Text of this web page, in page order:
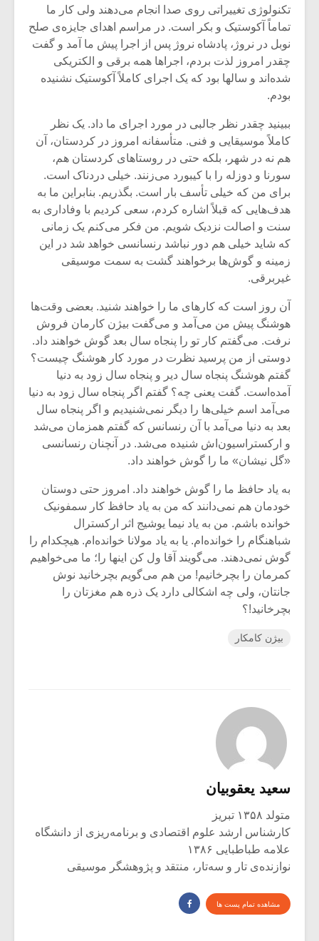
تکنولوژی تغییراتی روی صدا انجام می‌دهند ولی کار ما
تماماً آکوستیک و بکر است. در مراسم اهدای جایزه‌ی صلح
نوبل در نروژ،‌ پادشاه نروژ پس از اجرا پیش ما آمد و گفت
چقدر امروز لذت بردم، اجراها همه برقی و الکتریکی
شده‌اند و سالها بود که یک اجرای کاملاً آکوستیک نشنیده
بودم.
ببینید چقدر نظر جالبی در مورد اجرای ما داد. یک نظر
کاملاً‌ موسیقایی و فنی. متأسفانه امروز در کردستان، آن
هم نه در شهر، بلکه حتی در روستاهای کردستان هم،‌
سورنا و دوزله را با کیبورد می‌زنند. خیلی دردناک است.
برای من که خیلی تأسف بار است. بگذریم. بنابراین ما به
هدف‌هایی که قبلاً اشاره کردم، سعی کردیم با وفاداری به
سنت و اصالت نزدیک شویم. من فکر می‌کنم یک زمانی
که شاید خیلی هم دور نباشد رنسانسی خواهد شد در این
زمینه و گوش‌ها برخواهند گشت به سمت موسیقی
غیربرقی.
آن روز است که کارهای ما را خواهند شنید. بعضی وقت‌ها
هوشنگ پیش من می‌آمد و می‌گفت بیژن کارمان فروش
نرفت. می‌گفتم کار تو را پنجاه سال بعد گوش خواهند داد.
دوستی از من پرسید نظرت در مورد کار هوشنگ چیست؟
گفتم هوشنگ پنجاه سال دیر و پنجاه سال زود به دنیا
آمده‌است. گفت یعنی چه؟ گفتم اگر پنجاه سال زود به دنیا
می‌آمد اسم خیلی‌ها را دیگر نمی‌شنیدیم و اگر پنجاه سال
بعد به دنیا می‌آمد با آن رنسانس که گفتم همزمان می‌شد
و ارکستراسیون‌اش شنیده می‌شد. در آنچنان رنسانسی
«گل نیشان» ما را گوش خواهند‌ داد.
به یاد حافظ ما را گوش خواهند داد. امروز حتی دوستان
خودمان هم نمی‌دانند که من به یاد حافظ کار سمفونیک
خوانده باشم. من به یاد نیما یوشیج اثر ارکسترال
شباهنگام را خوانده‌ام. یا به یاد مولانا خوانده‌ام. هیچکدام را
گوش نمی‌دهند. می‌گویند آقا ول کن اینها را؛ ما می‌خواهیم
کمرمان را بچرخانیم! من هم می‌گویم بچرخانید نوش
جانتان، ولی چه اشکالی دارد یک ذره هم مغزتان را
بچرخانید!؟
بیژن کامکار
سعید یعقوبیان
متولد ۱۳۵۸ تبریز
کارشناس ارشد علوم اقتصادی و برنامه‌ریزی از دانشگاه
علامه طباطبایی ۱۳۸۶
نوازنده‌ی تار و سه‌تار، منتقد و پژوهشگر موسیقی
مشاهده تمام پست ها
اگر نمی توانی
مشهورترین باشی،
بدنام ترین باش
سکانسی
موسیقی